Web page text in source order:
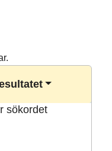
sökordet